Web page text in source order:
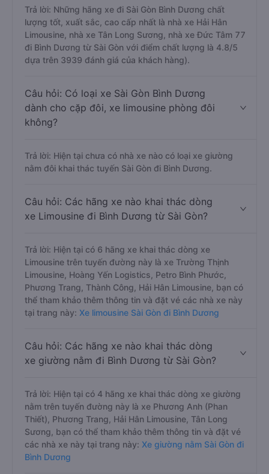
Trả lời: Những hãng xe đi Sài Gòn Bình Dương chất
lượng tốt, xuất sắc, cao cấp nhất là nhà xe Hải Hân
Limousine, nhà xe Tân Long Sương, nhà xe Đức Tâm 77
đi Bình Dương từ Sài Gòn với điểm chất lượng là 4.8/5
dựa trên 3939 đánh giá của khách hàng).
Câu hỏi: Có loại xe Sài Gòn Bình Dương
dành cho cặp đôi, xe limousine phòng đôi
không?
Trả lời: Hiện tại chưa có nhà xe nào có loại xe giường
nằm đôi khai thác tuyến Sài Gòn đi Bình Dương.
Câu hỏi: Các hãng xe nào khai thác dòng
xe Limousine đi Bình Dương từ Sài Gòn?
Trả lời: Hiện tại có 6 hãng xe khai thác dòng xe
Limousine trên tuyến đường này là xe Trường Thịnh
Limousine, Hoàng Yến Logistics, Petro Bình Phước,
Phương Trang, Thành Công, Hải Hân Limousine, bạn có
thể tham khảo thêm thông tin và đặt vé các nhà xe này
tại trang này: Xe limousine Sài Gòn đi Bình Dương
Câu hỏi: Các hãng xe nào khai thác dòng
xe giường nằm đi Bình Dương từ Sài Gòn?
Trả lời: Hiện tại có 4 hãng xe khai thác dòng xe giường
nằm trên tuyến đường này là xe Phương Anh (Phan
Thiết), Phương Trang, Hải Hân Limousine, Tân Long
Sương, bạn có thể tham khảo thêm thông tin và đặt vé
các nhà xe này tại trang này: Xe giường nằm Sài Gòn đi
Bình Dương